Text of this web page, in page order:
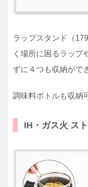
ラップスタンド（
く場所に困るラップ
ずに４つも収納がで
調味料ボトルも収納
IH・ガス火 ス